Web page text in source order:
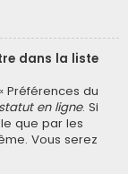
dans la liste
Préférences du
en ligne. Si
que par les
Vous serez